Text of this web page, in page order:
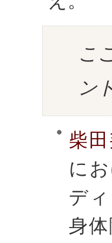
こ
ン
柴
に
デ
身